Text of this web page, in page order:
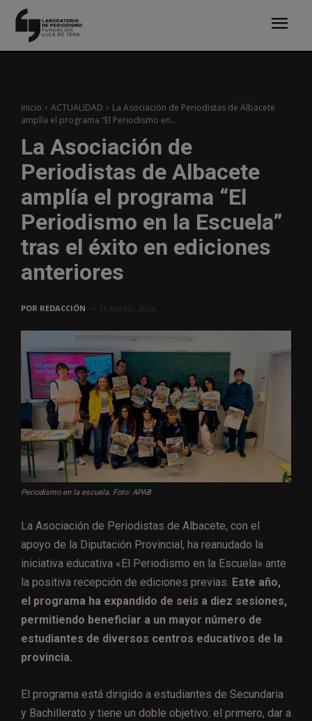
Inicio ACTUALIDAD
La Asociación de Periodistas de Albacete
amplía el programa “El Periodismo en...
La Asociación de
Periodistas de Albacete
amplía el programa “El
Periodismo en la Escuela”
tras el éxito en ediciones
anteriores
POR REDACCIÓN
Periodismo en la escuela. Foto: APAB
La Asociación de Periodistas de Albacete, con el
apoyo de la Diputación Provincial, ha reanudado la
iniciativa educativa «El Periodismo en la Escuela» ante
la positiva recepción de ediciones previas. Este año,
el programa ha expandido de seis a diez sesiones,
permitiendo beneficiar a un mayor número de
estudiantes de diversos centros educativos de la
provincia.
El programa está dirigido a estudiantes de Secundaria
y Bachillerato y tiene un doble objetivo: el primero, dar a